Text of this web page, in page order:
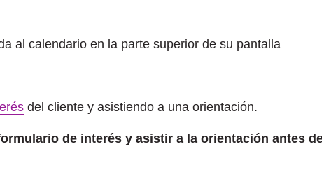
al calendario en la parte superior de su pantalla
del cliente y asistiendo a una orientación.
de interés y asistir a la orientación antes